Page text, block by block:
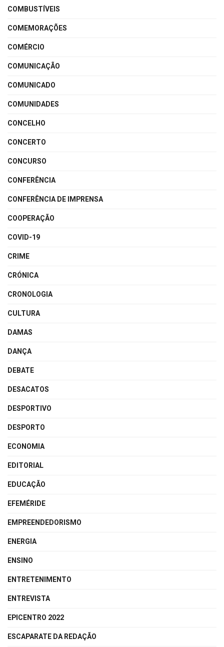
COMBUSTÍVEIS
COMEMORAÇÕES
COMÉRCIO
COMUNICAÇÃO
COMUNICADO
COMUNIDADES
CONCELHO
CONCERTO
CONCURSO
CONFERÊNCIA
CONFERÊNCIA DE IMPRENSA
COOPERAÇÃO
COVID-19
CRIME
CRÓNICA
CRONOLOGIA
CULTURA
DAMAS
DANÇA
DEBATE
DESACATOS
DESPORTIVO
DESPORTO
ECONOMIA
EDITORIAL
EDUCAÇÃO
EFEMÉRIDE
EMPREENDEDORISMO
ENERGIA
ENSINO
ENTRETENIMENTO
ENTREVISTA
EPICENTRO 2022
ESCAPARATE DA REDAÇÃO